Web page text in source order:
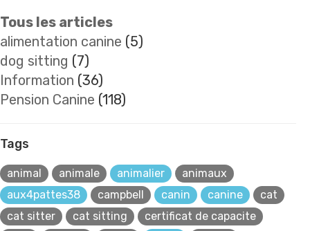
Tous les articles
alimentation canine (5)
dog sitting (7)
Information (36)
Pension Canine (118)
Tags
animal animale animalier
animaux
aux4pattes38
campbell canin canine
cat
cat sitter
cat sitting
certificat de capacite